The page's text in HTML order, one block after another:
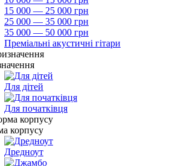
15 000 — 25 000 грн
25 000 — 35 000 грн
35 000 — 50 000 грн
Преміальні акустичні гітари
Для дітей
Для початківця
корпусу
Дредноут